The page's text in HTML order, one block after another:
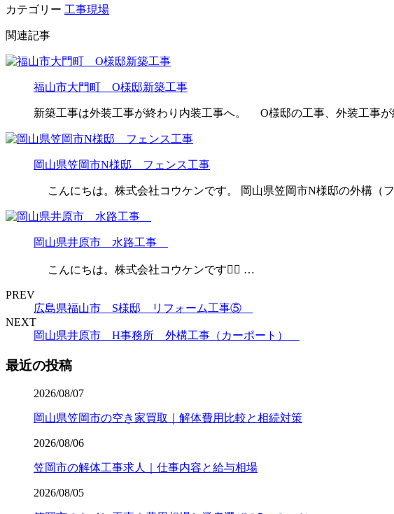
カテゴリー 工事現場
関連記事
福山市大門町 O様邸新築工事
新築工事は外装工事が終わり内装工事へ。 O様邸の工事、外装工事
岡山県笠岡市N様邸 フェンス工事
こんにちは。株式会社コウケンです。 岡山県笠岡市N様邸の外構（
岡山県井原市 水路工事
こんにちは。株式会社コウケンです👷‍♂️ …
PREV
広島県福山市 S様邸 リフォーム工事⑤
NEXT
岡山県井原市 H事務所 外構工事（カーポート）
最近の投稿
2026/08/07
岡山県笠岡市の空き家買取｜解体費用比較と相続対策
2026/08/06
笠岡市の解体工事求人｜仕事内容と給与相場
2026/08/05